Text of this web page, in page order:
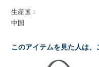
生産国：
中国
このアイテムを見た人は